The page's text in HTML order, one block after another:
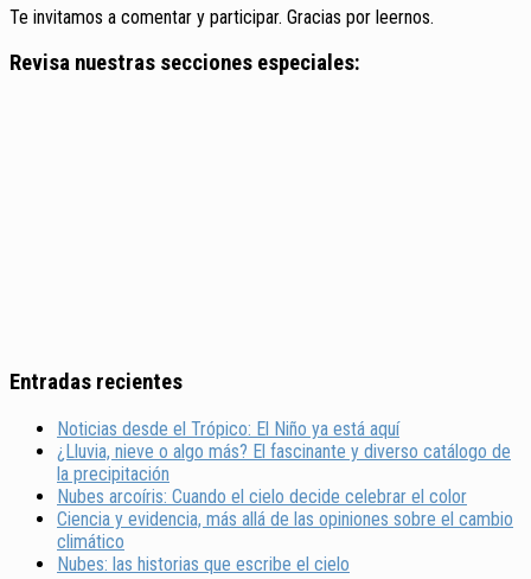
Te invitamos a comentar y participar. Gracias por leernos.
Revisa nuestras secciones especiales:
Entradas recientes
Noticias desde el Trópico: El Niño ya está aquí
¿Lluvia, nieve o algo más? El fascinante y diverso catálogo de
la precipitación
Nubes arcoíris: Cuando el cielo decide celebrar el color
Ciencia y evidencia, más allá de las opiniones sobre el cambio
climático
Nubes: las historias que escribe el cielo